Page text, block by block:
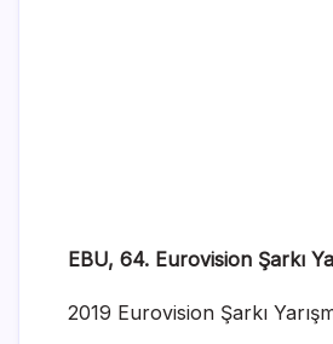
EBU, 64. Eurovision Şarkı
2019 Eurovision Şarkı